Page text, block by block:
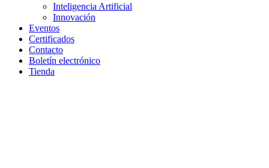
Inteligencia Artificial
Innovación
Eventos
Certificados
Contacto
Boletín electrónico
Tienda